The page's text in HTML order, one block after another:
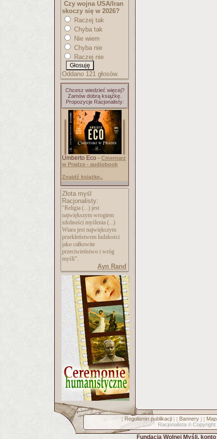
Czy wojna USA/Iran
skoczy się w 2026?
Raczej tak
Chyba tak
Nie wiem
Chyba nie
Raczej nie
Oddano 121 głosów.
Chcesz wiedzieć więcej?
Zamów dobrą książkę.
Propozycje Racjonalisty:
Umberto Eco - Cmentarz
w Pradze - audiobook
Znajdź książkę..
Złota myśl
Racjonalisty:
"Religia (...) jest
największym wrogiem
zdolności myślenia (...)
Wiara jest największym
przekleństwem ludzkości
jako całkowite
przeciwieństwo i wróg
myśli".
Ayn Rand
[ Regulamin publikacji] [ Bannery] [
Racjonalista © Copyright
Fundacja Wolnej Myśli,